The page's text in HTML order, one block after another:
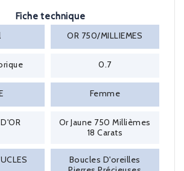
Fiche technique
OR 750/MILLIEMES
0.7
Femme
Or Jaune 750 Millièmes
18 Carats
Boucles D'oreilles